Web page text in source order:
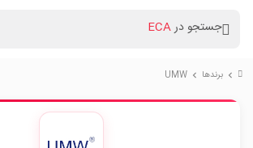
جستجو درECA
chevron_right برندها chevron_right
UMW